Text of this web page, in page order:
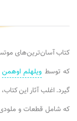
کتاب آسان‌ترین‌های
که توسط ویلهلم اوهمن
گیرد. اغلب آثار این
که شامل قطعات و